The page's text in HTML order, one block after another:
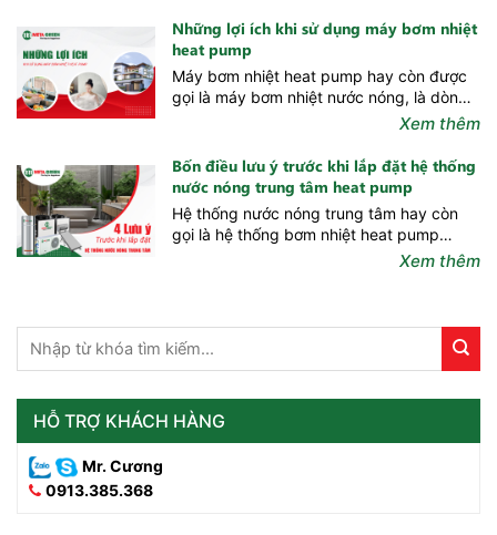
hộ gia đình đều lựa chọn để lắp đặt. Sau
hai năm chịu ảnh hưởng bởi Covid,
ngành...
Những lợi ích khi sử dụng máy bơm nhiệt
heat pump
Máy bơm nhiệt heat pump hay còn được
gọi là máy bơm nhiệt nước nóng, là dòng
máy tạo nước nóng thay thế cho các giải
dương năng. Tuy cùng là dòng máy tạo
nước nóng, nhưng máy bơm nhiệt heat
pump...
Xem thêm
Bốn điều lưu ý trước khi lắp đặt hệ thống
nước nóng trung tâm heat pump
Hệ thống nước nóng trung tâm hay còn
gọi là hệ thống bơm nhiệt heat pump
không chỉ là xu hướng lắp đặt của các
Xem thêm
HỖ TRỢ KHÁCH HÀNG
Mr. Cương
0913.385.368